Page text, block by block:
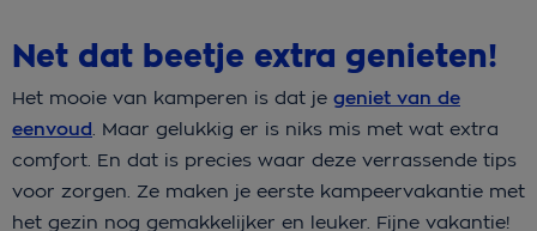
Net dat beetje extra genieten!
Het mooie van kamperen is dat je geniet van de
eenvoud. Maar gelukkig er is niks mis met wat extra
comfort. En dat is precies waar deze verrassende tips
voor zorgen. Ze maken je eerste kampeervakantie met
het gezin nog gemakkelijker en leuker. Fijne vakantie!